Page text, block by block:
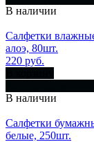
В наличии
Салфетки
алоэ, 80шт.
220 руб.
В наличии
Салфетки
белые, 250шт.